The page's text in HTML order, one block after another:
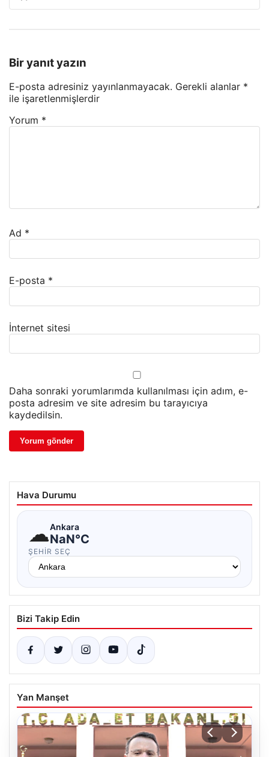
Bir yanıt yazın
E-posta adresiniz yayınlanmayacak. Gerekli alanlar *
ile işaretlenmişlerdir
Yorum *
Ad *
E-posta *
İnternet sitesi
Daha sonraki yorumlarımda kullanılması için adım, e-
posta adresim ve site adresim bu tarayıcıya
kaydedilsin.
Hava Durumu
☁Ankara
NaN°C
ŞEHIR SEÇ
Bizi Takip Edin
Yan Manşet